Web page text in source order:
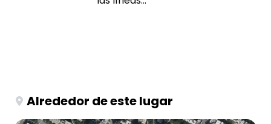
Alrededor de este lugar